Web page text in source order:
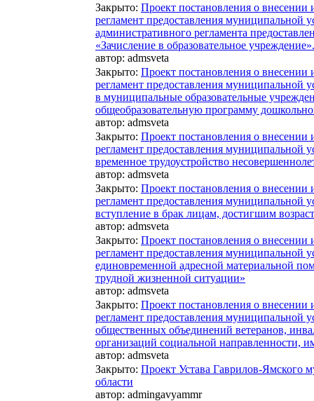
Закрыто: Проект постановления о
регламент предоставления муниципальной
административного регламента
«Зачисление в образовательное учреждение».
автор: admsveta
Закрыто: Проект постановления о
регламент предоставления муниципальной
в муниципальные образовательные
общеобразовательную программу
автор: admsveta
Закрыто: Проект постановления о
регламент предоставления муниципальной
временное трудоустройство
автор: admsveta
Закрыто: Проект постановления о
регламент предоставления муниципальной
вступление в брак лицам, достигшим
автор: admsveta
Закрыто: Проект постановления о
регламент предоставления муниципальной
единовременной адресной материальной
трудной жизненной ситуации»
автор: admsveta
Закрыто: Проект постановления о
регламент предоставления муниципальной
общественных объединений ветеранов,
организаций социальной направленности,
автор: admsveta
Закрыто: Проект Устава Гаврилов-Ямского
области
автор: admingavyammr